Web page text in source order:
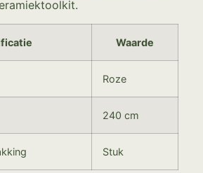
Waarde
Roze
240 cm
Stuk